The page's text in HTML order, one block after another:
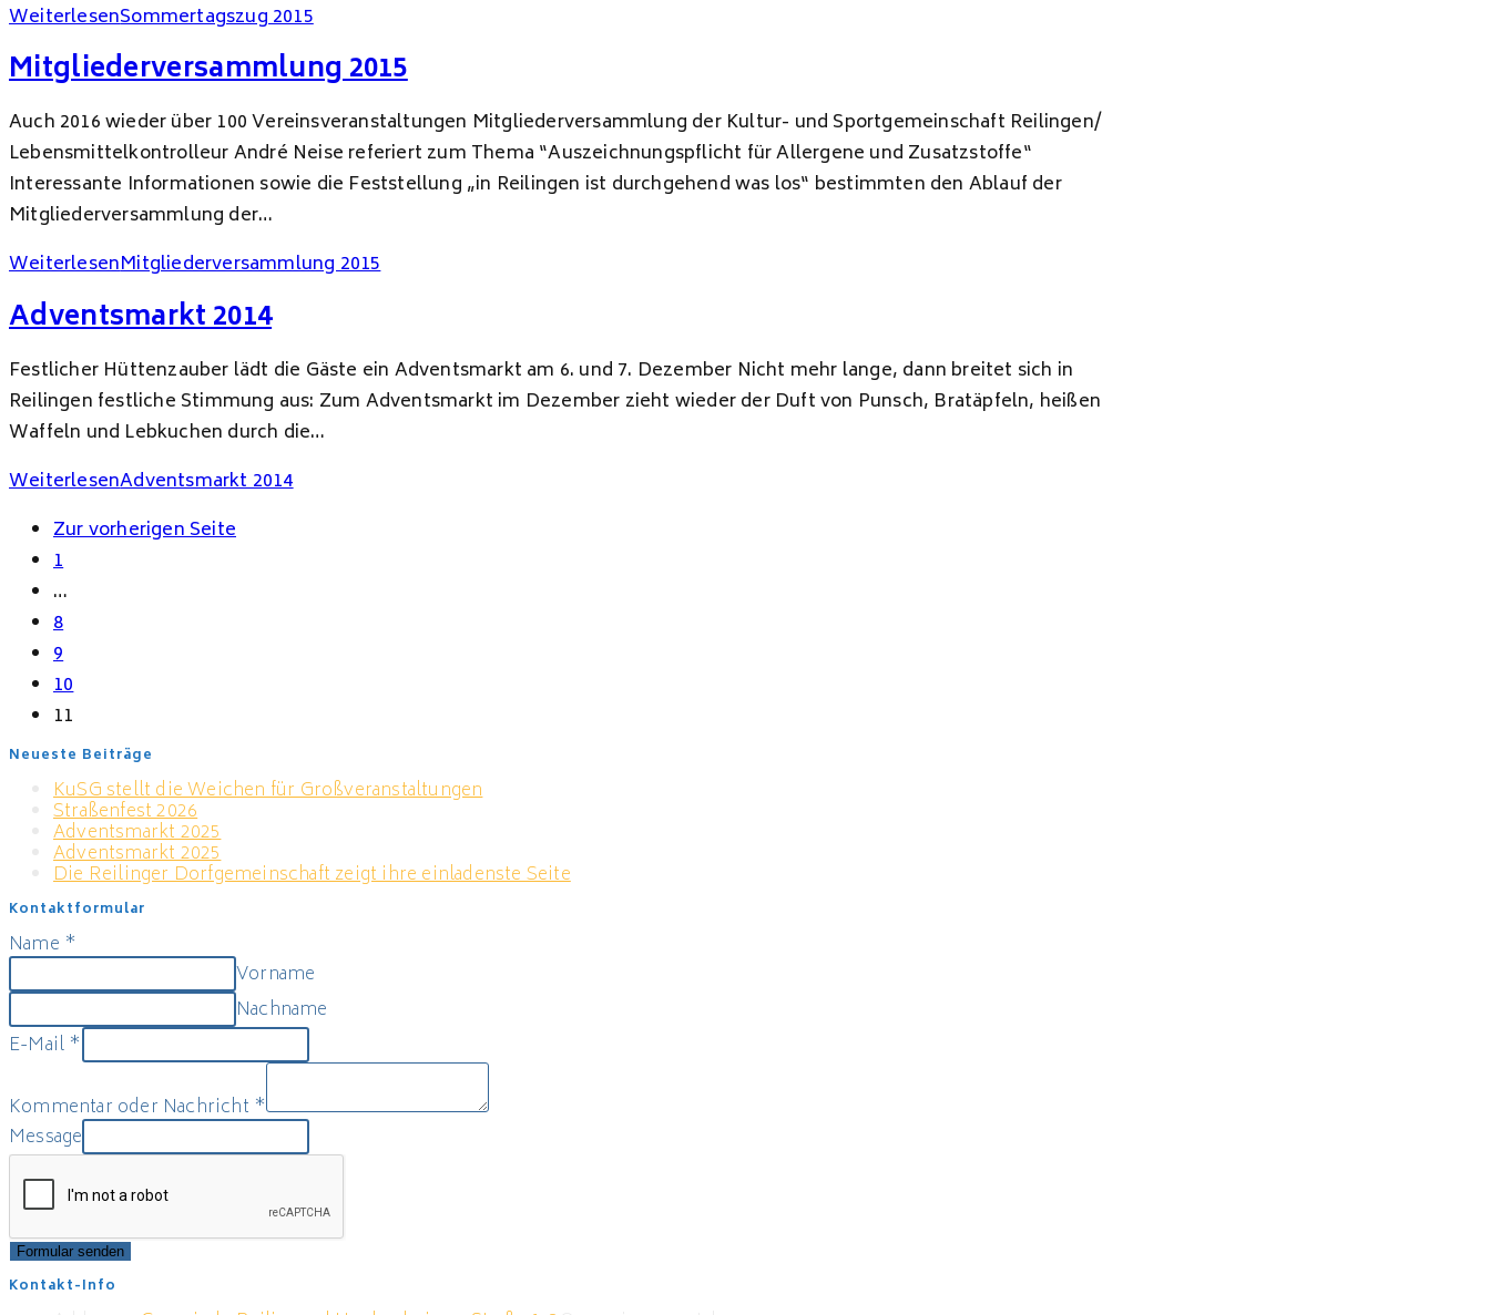
WeiterlesenSommertagszug 2015
Mitgliederversammlung 2015
Auch 2016 wieder über 100 Vereinsveranstaltungen Mitgliederversammlung der Kultur- und Sportgemeinschaft Reilingen/
Lebensmittelkontrolleur André Neise referiert zum Thema “Auszeichnungspflicht für Allergene und Zusatzstoffe“
Interessante Informationen sowie die Feststellung „in Reilingen ist durchgehend was los“ bestimmten den Ablauf der
Mitgliederversammlung der…
WeiterlesenMitgliederversammlung 2015
Adventsmarkt 2014
Festlicher Hüttenzauber lädt die Gäste ein Adventsmarkt am 6. und 7. Dezember Nicht mehr lange, dann breitet sich in
Reilingen festliche Stimmung aus: Zum Adventsmarkt im Dezember zieht wieder der Duft von Punsch, Bratäpfeln, heißen
Waffeln und Lebkuchen durch die…
WeiterlesenAdventsmarkt 2014
Zur vorherigen Seite
1
…
8
9
10
11
Neueste Beiträge
KuSG stellt die Weichen für Großveranstaltungen
Straßenfest 2026
Adventsmarkt 2025
Adventsmarkt 2025
Die Reilinger Dorfgemeinschaft zeigt ihre einladenste Seite
Kontaktformular
Name *
Vorname
Nachname
E-Mail *
Kommentar oder Nachricht *
Message
Formular senden
Kontakt-Info